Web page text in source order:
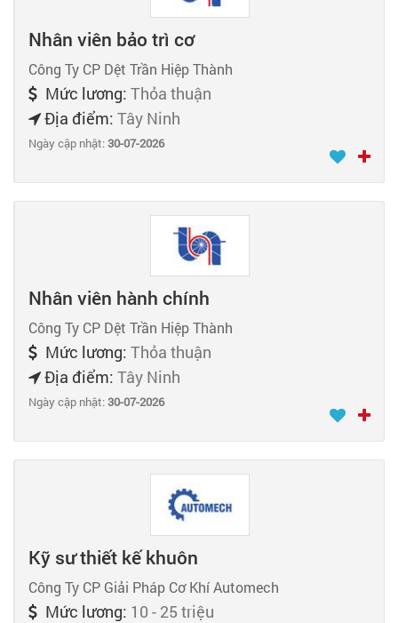
Nhân viên bảo trì cơ
Công Ty CP Dệt Trần Hiệp Thành
Mức lương: Thỏa thuận
Địa điểm: Tây Ninh
Ngày cập nhật:30-07-2026
Nhân viên hành chính
Công Ty CP Dệt Trần Hiệp Thành
Mức lương: Thỏa thuận
Địa điểm: Tây Ninh
Ngày cập nhật:30-07-2026
Kỹ sư thiết kế khuôn
Công Ty CP Giải Pháp Cơ Khí Automech
Mức lương: 10 - 25 triệu